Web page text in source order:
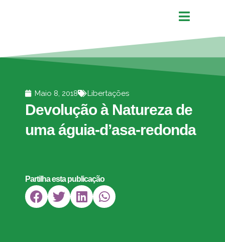
Maio 8, 2018 Libertações
Devolução à Natureza de
uma águia-d’asa-redonda
Partilha esta publicação